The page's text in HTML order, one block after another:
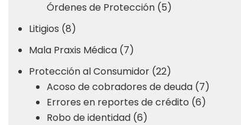
Órdenes de Protección (5)
Litigios (8)
Mala Praxis Médica (7)
Protección al Consumidor (22)
Acoso de cobradores de deuda (7)
Errores en reportes de crédito (6)
Robo de identidad (6)